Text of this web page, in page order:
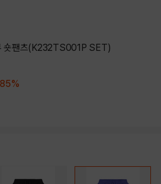
숏팬츠(K232TS001P SET)
85%